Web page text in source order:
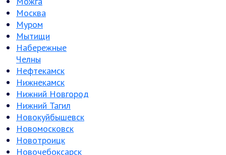
Москва
Муром
Мытищи
Набережные
Челны
Нефтекамск
Нижнекамск
Нижний Новгород
Нижний Тагил
Новокуйбышевск
Новомосковск
Новотроицк
Новочебоксарск